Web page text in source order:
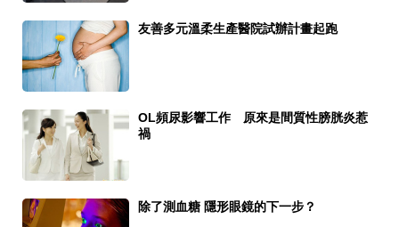
友善多元溫柔生產醫院試辦計畫起跑
OL頻尿影響工作 原來是間質性膀胱炎惹
禍
除了測血糖 隱形眼鏡的下一步？